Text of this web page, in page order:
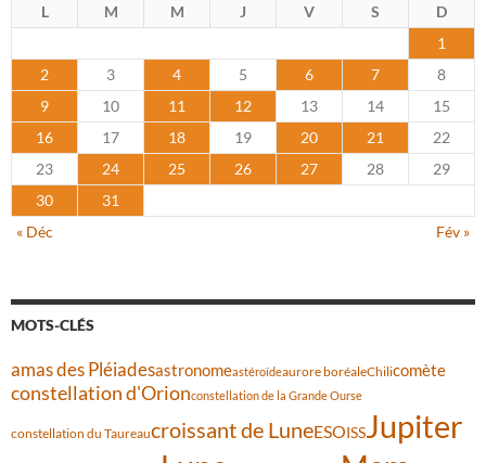
L M M J V S
D
1
2
3 4 5 6 7
8
9
10 11 12 13 14
15
16
17 18 19 20 21
22
23
24 25 26 27 28
29
30
31
« Déc
Fév »
MOTS-CLÉS
amas des Pléiadesastronomeastéroïdeaurore boréaleChilicomète
constellation d'Orionconstellation de la Grande Ourse
constellation du Taureaucroissant de LuneESOISSJupiter